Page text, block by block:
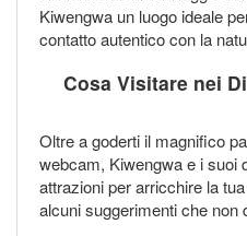
Kiwengwa un luogo ideale
contatto autentico con la
Cosa Visitare nei
Oltre a goderti il magnifico
webcam, Kiwengwa e i suoi
attrazioni per arricchire la
alcuni suggerimenti che non